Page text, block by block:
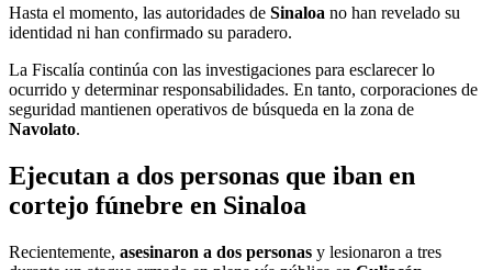
Hasta el momento, las autoridades de Sinaloa no han revelado su
identidad ni han confirmado su paradero.
La Fiscalía continúa con las investigaciones para esclarecer lo
ocurrido y determinar responsabilidades. En tanto, corporaciones de
seguridad mantienen operativos de búsqueda en la zona de
Navolato.
Ejecutan a dos personas que iban en
cortejo fúnebre en Sinaloa
Recientemente, asesinaron a dos personas y lesionaron a tres